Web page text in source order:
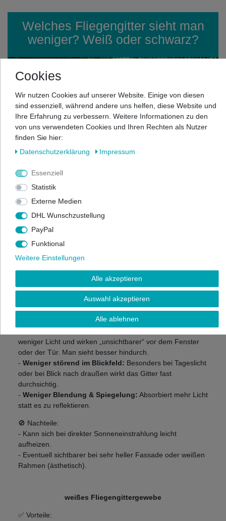
Welches Fliegengitter sieht man
weniger? Weiß oder schwarz?
schwarzes Fliegengittergewebe
weniger Licht und wirken „unsichtbarer“ vor dem Fenster
oder der Tür. Man sieht besser hindurch.
- Weniger störend im Blickfeld: Besonders bei Tageslicht
oder bei Blick nach draußen wirkt das Gitter fast
durchsichtig.
- Weniger Blendung & Spiegelung: Absorbiert mehr Licht
statt es zu reflektieren.
🚫 Nachteile:
- Kann sich bei direkter Sonneneinstrahlung leicht
aufheizen.
- Eventuell sichtbarer bei sehr heller Fassade oder weißen
Rahmen (ästhetisch).
weißes Fliegengittergewebe
✅ Vorteile:
Cookies
Wir nutzen Cookies auf unserer Website. Einige von diesen
sind essenziell, während andere uns helfen, diese Website und
Ihre Erfahrung zu verbessern. Weitere Informationen zu den
von uns verwendeten Cookies und Ihren Rechten als Nutzer
finden Sie hier:
Daten­schutz­erklärung
Impressum
Essenziell
Statistik
Externe Medien
DHL Wunschzustellung
PayPal
Funktional
Weitere Einstellungen
Alle akzeptieren
Auswahl akzeptieren
Alle ablehnen